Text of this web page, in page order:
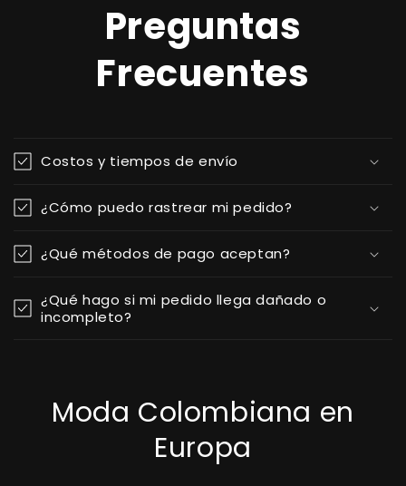
Preguntas
Frecuentes
Costos y tiempos de envío
¿Cómo puedo rastrear mi pedido?
¿Qué métodos de pago aceptan?
¿Qué hago si mi pedido llega dañado o
incompleto?
Moda Colombiana en
Europa